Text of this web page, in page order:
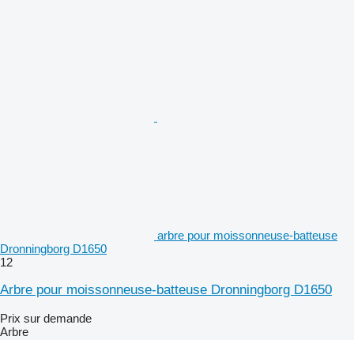
arbre pour moissonneuse-batteuse
Dronningborg D1650
12
Arbre pour moissonneuse-batteuse Dronningborg D1650
Prix sur demande
Arbre